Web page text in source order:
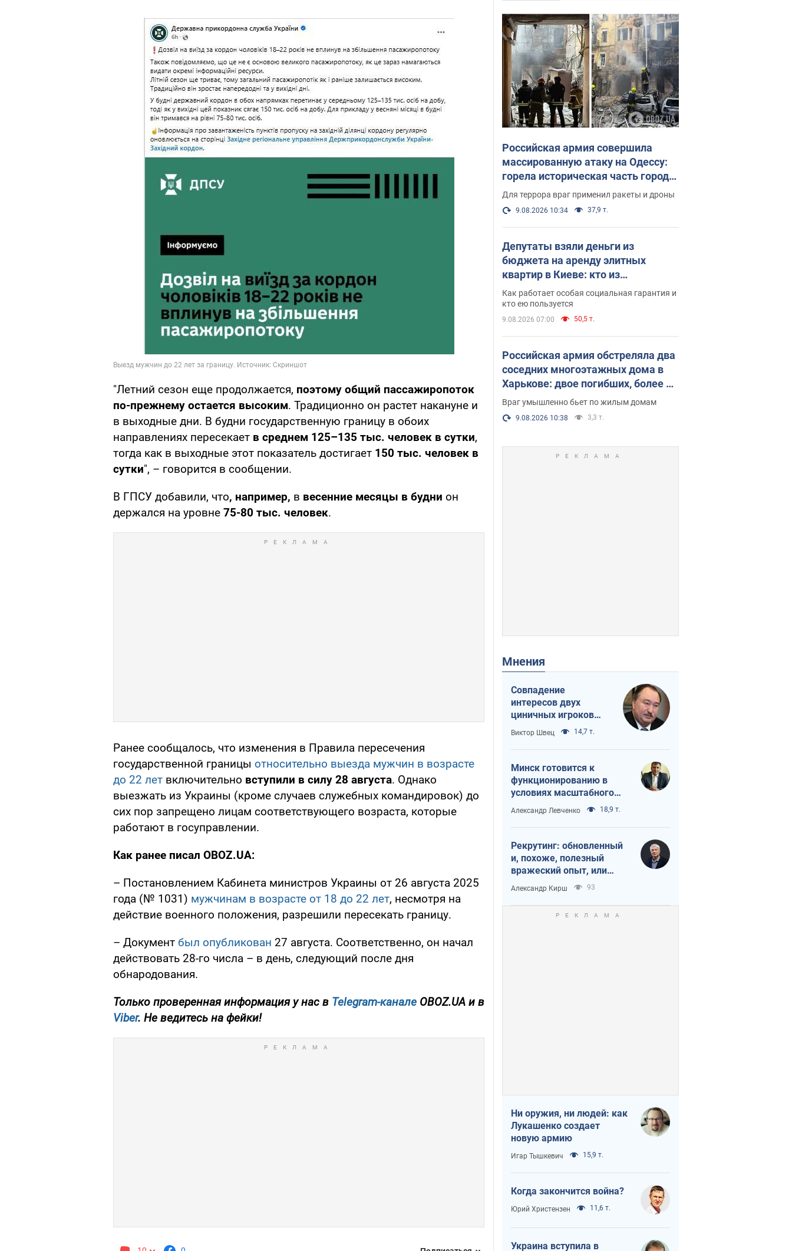
"Летний сезон еще продолжается, поэтому общий пассажиропоток
по-прежнему остается высоким. Традиционно он растет накануне и
в выходные дни. В будни государственную границу в обоих
направлениях пересекает в среднем 125–135 тыс. человек в сутки,
тогда как в выходные этот показатель достигает 150 тыс. человек в
сутки", – говорится в сообщении.
В ГПСУ добавили, что, например, в весенние месяцы в будни он
держался на уровне 75-80 тыс. человек.
Ранее сообщалось, что изменения в Правила пересечения
государственной границы относительно выезда мужчин в возрасте
до 22 лет включительно вступили в силу 28 августа. Однако
выезжать из Украины (кроме случаев служебных командировок) до
сих пор запрещено лицам соответствующего возраста, которые
работают в госуправлении.
Как ранее писал OBOZ.UA:
– Постановлением Кабинета министров Украины от 26 августа 2025
года (№ 1031) мужчинам в возрасте от 18 до 22 лет, несмотря на
действие военного положения, разрешили пересекать границу.
– Документ был опубликован 27 августа. Соответственно, он начал
действовать 28-го числа – в день, следующий после дня
обнародования.
Только проверенная информация у нас в Telegram-канале OBOZ.UA и в
Viber. Не ведитесь на фейки!
Российская армия совершила
массированную атаку на Одессу:
горела историческая часть города,
есть пострадавшие. Фото и видео
Для террора враг применил ракеты и дроны
9.08.2026 10:34 37,9 т.
Депутаты взяли деньги из
бюджета на аренду элитных
квартир в Киеве: кто из
парламентариев просил средства
и где поселился
Как работает особая социальная гарантия и
кто ею пользуется
9.08.2026 07:00 50,5 т.
Российская армия обстреляла два
соседних многоэтажных дома в
Харькове: двое погибших, более 20
пострадавших
Враг умышленно бьет по жилым домам
9.08.2026 10:38 3,3 т.
Мнения
Совпадение
интересов двух
циничных игроков
или тайный план
Трампа и Путина?
Виктор Швец 14,7 т.
Минск готовится к
функционированию в
условиях масштабного
военного кризиса
Александр Левченко 18,9 т.
Рекрутинг: обновленный
и, похоже, полезный
вражеский опыт, или
Диалектика
требовательной трусости
Александр Кирш 93
Ни оружия, ни людей: как
Лукашенко создает
новую армию
Игар Тышкевич 15,9 т.
Когда закончится война?
Юрий Христензен 11,6 т.
Украина вступила в